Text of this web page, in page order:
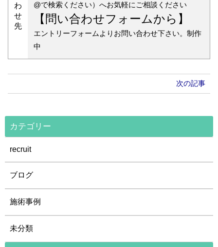
わ
せ
先
@で検索ください）へお気軽にご相談ください
【問い合わせフォームから】
エントリーフォームよりお問い合わせ下さい。制作
中
次の記事
カテゴリー
recruit
ブログ
施術事例
未分類